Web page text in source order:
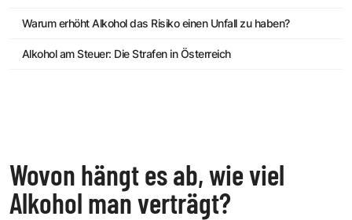
Warum erhöht Alkohol das Risiko einen Unfall zu haben?
Alkohol am Steuer: Die Strafen in Österreich
Wovon hängt es ab, wie viel
Alkohol man verträgt?